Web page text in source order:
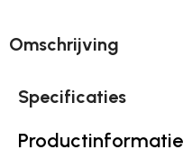
Omschrijving
Specificaties
Productinformatie